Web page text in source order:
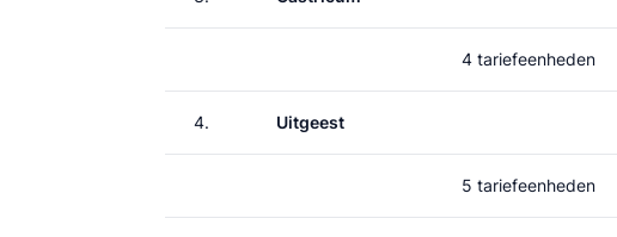
4 tariefeenheden
4. Uitgeest
5 tariefeenheden